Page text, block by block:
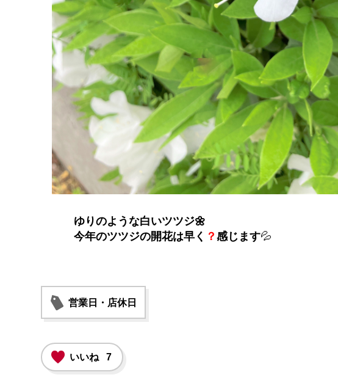
ゆりのような白いツツジ🌼
今年のツツジの開花は早く ？ 感じます💦
営業日・店休日
いいね 7